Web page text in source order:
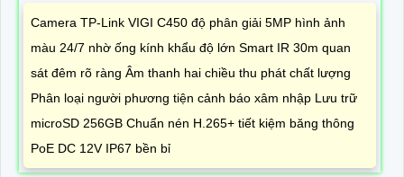
Camera TP-Link VIGI C450 độ phân giải 5MP hình ảnh
màu 24/7 nhờ ống kính khẩu độ lớn Smart IR 30m quan
sát đêm rõ ràng Âm thanh hai chiều thu phát chất lượng
Phân loại người phương tiện cảnh báo xâm nhập Lưu trữ
microSD 256GB Chuẩn nén H.265+ tiết kiệm băng thông
PoE DC 12V IP67 bền bỉ